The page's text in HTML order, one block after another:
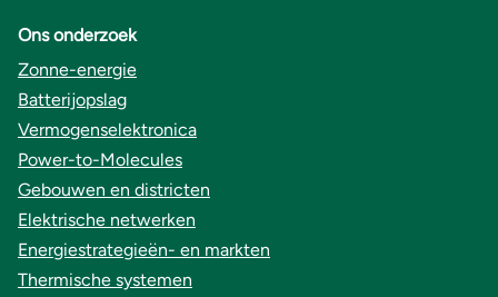
Ons onderzoek
Zonne-energie
Batterijopslag
Vermogenselektronica
Power-to-Molecules
Gebouwen en districten
Elektrische netwerken
Energiestrategieën- en markten
Thermische systemen